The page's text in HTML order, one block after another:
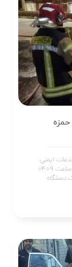
حمزه
ایمنی
شهرداری اراک، در تشریح این حادثه اعلام کرد: ساعت ۰۴:۰۹
دستگاه